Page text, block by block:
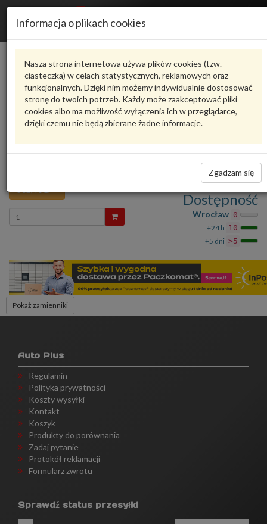
Informacja o plikach cookies
Nasza strona internetowa używa plików cookies (tzw.
ciasteczka) w celach statystycznych, reklamowych oraz
funkcjonalnych. Dzięki nim możemy indywidualnie dostosować
stronę do twoich potrzeb. Każdy może zaakceptować pliki
cookies albo ma możliwość wyłączenia ich w przeglądarce,
dzięki czemu nie będą zbierane żadne informacje.
Zgadzam się
Karta produktu
6R0955453EVAG
VAG - produkt oryginalny VW AUDI SEAT SKODA
ZBIORNIK SPRYSKIWACZA FABIA II/AQ VW Polo
302,40 zł
Wprowadź
ilość
Dostępność
Wrocław 0
+24 h 10
+5 dni >5
Pokaż zamienniki
Auto Plus
Regulamin
Polityka prywatności
Koszty wysyłki
Kontakt
Koszyk
Produkty do porównania
Zadaj pytanie
Protokół reklamacji
Formularz zwrotu
Sprawdź status przesyłki